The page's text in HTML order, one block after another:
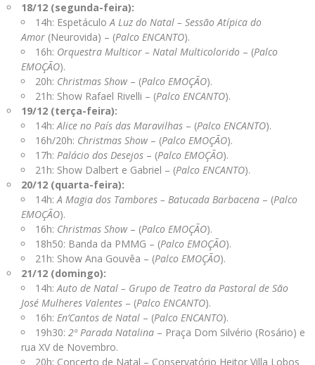
18/12 (segunda-feira):
14h: EspetáculoA Luz do Natal – Sessão Atípica do
Amor (Neurovida) – (Palco ENCANTO).
16h: Orquestra Multicor – Natal Multicolorido – (Palco
EMOÇÃO).
20h: Christmas Show– (Palco EMOÇÃO).
21h: Show Rafael Rivelli – (Palco ENCANTO).
19/12 (terça-feira):
14h:Alice no País das Maravilhas – (Palco ENCANTO).
16h/20h: Christmas Show– (Palco EMOÇÃO).
17h: Palácio dos Desejos – (Palco EMOÇÃO).
21h: Show Dalbert e Gabriel – (Palco ENCANTO).
20/12 (quarta-feira):
14h:A Magia dos Tambores – Batucada Barbacena – (Palco
EMOÇÃO).
16h: Christmas Show– (Palco EMOÇÃO).
18h50: Banda da PMMG – (Palco EMOÇÃO).
21h: Show Ana Gouvêa – (Palco EMOÇÃO).
21/12 (domingo):
14h:Auto de Natal – Grupo de Teatro da Pastoral de São
José Mulheres Valentes – (Palco ENCANTO).
16h: En’Cantos de Natal – (Palco ENCANTO).
19h30: 2ª Parada Natalina – Praça Dom Silvério (Rosário) e
rua XV de Novembro.
20h: Concerto de Natal – Conservatório Heitor Villa Lobos